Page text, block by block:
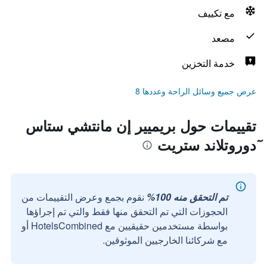
مع تكييف
مصعد
خدمة التخزين
عرض جميع وسائل الراحة وعددها 8
تقييمات حول بريميير إن مانتشي ستاس
ٓدوروتلاند ستريت
تم التحقق منه 100%
نقوم بجمع وعرض التقييمات من
الحجوزات التي تم التحقق منها فقط والتي تم إجراؤها
بواسطة مستخدمين حقيقيين مع HotelsCombined أو
مع شركائنا الخارجيين الموثوقين.